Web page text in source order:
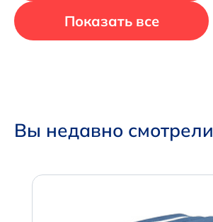
Показать все
Вы недавно смотрели